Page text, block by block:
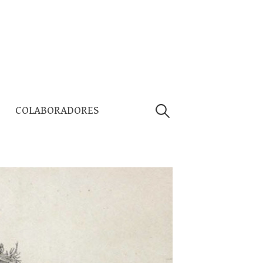
COLABORADORES Pesquisar